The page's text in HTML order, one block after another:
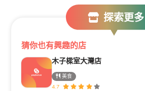
探索更多
猜你也有興趣的店
木子樑室大灣店
美食
4.7